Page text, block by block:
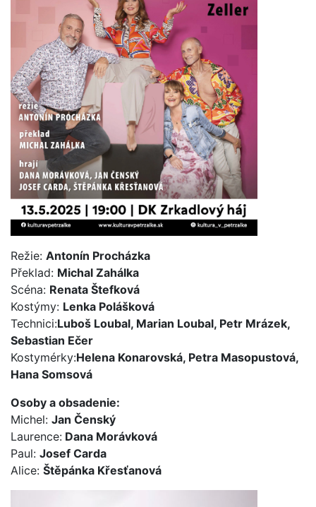
Režie: Antonín Procházka
Překlad: Michal Zahálka
Scéna: Renata Štefková
Kostýmy: Lenka Polášková
Technici:Luboš Loubal, Marian Loubal, Petr Mrázek,
Sebastian Ečer
Kostymérky:Helena Konarovská, Petra Masopustová,
Hana Somsová
Osoby a obsadenie:
Michel: Jan Čenský
Laurence: Dana Morávková
Paul: Josef Carda
Alice: Štěpánka Křesťanová